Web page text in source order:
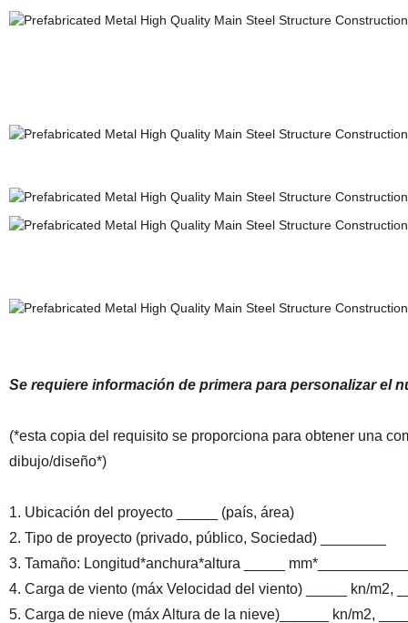
Se requiere información de primera para personalizar el
(*esta copia del requisito se proporciona para obtener una
dibujo/diseño*)
1. Ubicación del proyecto _____ (país, área)
2. Tipo de proyecto (privado, público, Sociedad) ________
3. Tamaño: Longitud*anchura*altura _____
4. Carga de viento (máx Velocidad del viento) _____ kn/m2,
5. Carga de nieve (máx Altura de la nieve)______ kn/m2,